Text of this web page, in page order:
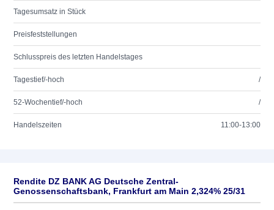
Tagesumsatz in Stück
Preisfeststellungen
Schlusspreis des letzten Handelstages
Tagestief/-hoch /
52-Wochentief/-hoch /
Handelszeiten 11:00-13:00
Rendite DZ BANK AG Deutsche Zentral-
Genossenschaftsbank, Frankfurt am Main 2,324% 25/31